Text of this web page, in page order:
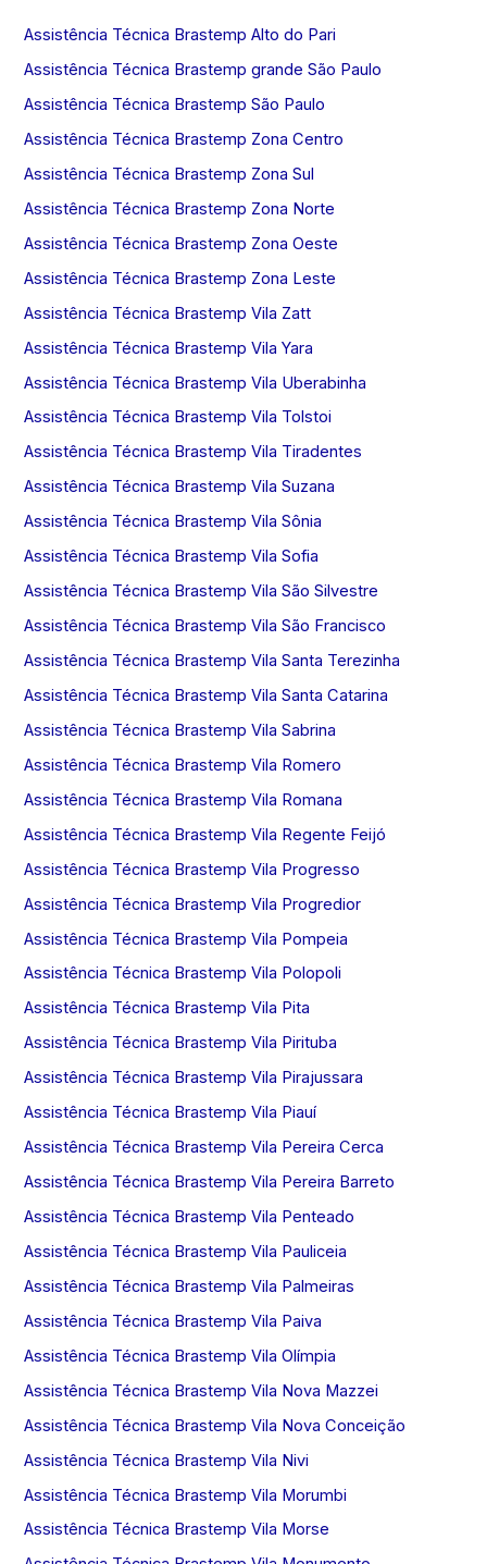
Assistência Técnica Brastemp Alto do Pari
Assistência Técnica Brastemp grande São Paulo
Assistência Técnica Brastemp São Paulo
Assistência Técnica Brastemp Zona Centro
Assistência Técnica Brastemp Zona Sul
Assistência Técnica Brastemp Zona Norte
Assistência Técnica Brastemp Zona Oeste
Assistência Técnica Brastemp Zona Leste
Assistência Técnica Brastemp Vila Zatt
Assistência Técnica Brastemp Vila Yara
Assistência Técnica Brastemp Vila Uberabinha
Assistência Técnica Brastemp Vila Tolstoi
Assistência Técnica Brastemp Vila Tiradentes
Assistência Técnica Brastemp Vila Suzana
Assistência Técnica Brastemp Vila Sônia
Assistência Técnica Brastemp Vila Sofia
Assistência Técnica Brastemp Vila São Silvestre
Assistência Técnica Brastemp Vila São Francisco
Assistência Técnica Brastemp Vila Santa Terezinha
Assistência Técnica Brastemp Vila Santa Catarina
Assistência Técnica Brastemp Vila Sabrina
Assistência Técnica Brastemp Vila Romero
Assistência Técnica Brastemp Vila Romana
Assistência Técnica Brastemp Vila Regente Feijó
Assistência Técnica Brastemp Vila Progresso
Assistência Técnica Brastemp Vila Progredior
Assistência Técnica Brastemp Vila Pompeia
Assistência Técnica Brastemp Vila Polopoli
Assistência Técnica Brastemp Vila Pita
Assistência Técnica Brastemp Vila Pirituba
Assistência Técnica Brastemp Vila Pirajussara
Assistência Técnica Brastemp Vila Piauí
Assistência Técnica Brastemp Vila Pereira Cerca
Assistência Técnica Brastemp Vila Pereira Barreto
Assistência Técnica Brastemp Vila Penteado
Assistência Técnica Brastemp Vila Pauliceia
Assistência Técnica Brastemp Vila Palmeiras
Assistência Técnica Brastemp Vila Paiva
Assistência Técnica Brastemp Vila Olímpia
Assistência Técnica Brastemp Vila Nova Mazzei
Assistência Técnica Brastemp Vila Nova Conceição
Assistência Técnica Brastemp Vila Nivi
Assistência Técnica Brastemp Vila Morumbi
Assistência Técnica Brastemp Vila Morse